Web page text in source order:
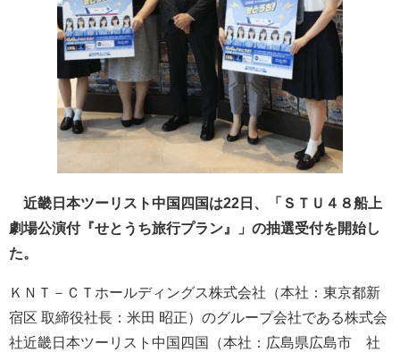
近畿日本ツーリスト中国四国は22日、「ＳＴＵ４８船上
劇場公演付『せとうち旅行プラン』」の抽選受付を開始し
た。
ＫＮＴ－ＣＴホールディングス株式会社（本社：東京都新
宿区 取締役社長：米田 昭正）のグループ会社である株式会
社近畿日本ツーリスト中国四国（本社：広島県広島市 社